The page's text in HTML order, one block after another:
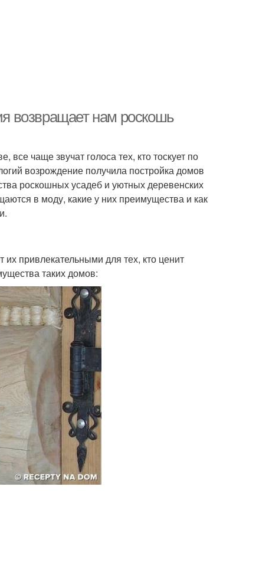
возвращает нам роскошь
все чаще звучат голоса тех, кто тоскует по
возрождение получила постройка домов
роскошных усадеб и уютных деревенских
в моду, какие у них преимущества и как
привлекательными для тех, кто ценит
таких домов: